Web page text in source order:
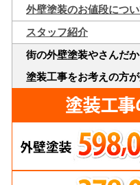
外壁塗装のお値段につ
スタッフ紹介
街の外壁塗装やさんだ
塗装工事をお考えの方